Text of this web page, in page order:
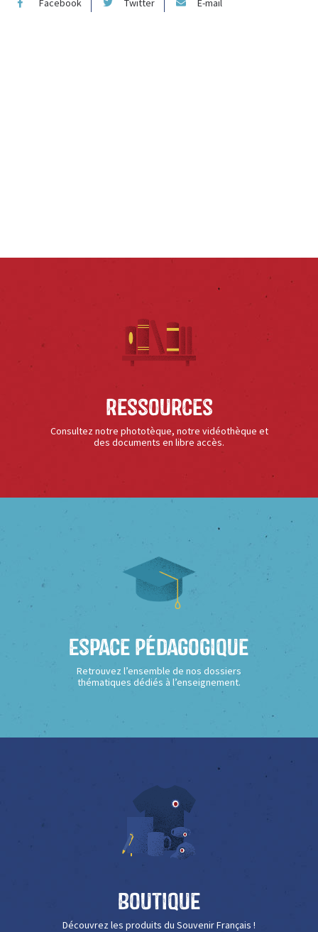
Ressources
Consultez notre phototèque, notre vidéothèque et
des documents en libre accès.
Espace Pédagogique
Retrouvez l’ensemble de nos dossiers
thématiques dédiés à l’enseignement.
Boutique
Découvrez les produits du Souvenir Français !